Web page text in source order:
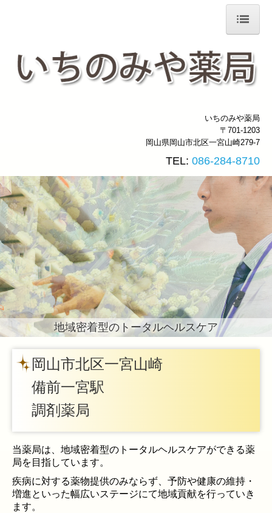
当薬局について
施設基準
いちのみや薬局
〒701-1203
岡山県岡山市北区一宮山崎279-7
TEL: 086-284-8710
地域密着型のトータルヘルスケア
岡山市北区一宮山崎
備前一宮駅
調剤薬局
当薬局は、地域密着型のトータルヘルスケアができる薬
局を目指しています。
疾病に対する薬物提供のみならず、予防や健康の維持・
増進といった幅広いステージにて地域貢献を行っていき
ます。